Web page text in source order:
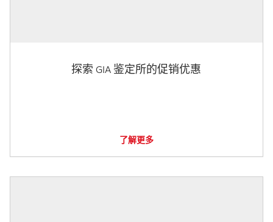
探索 GIA 鉴定所的促销优惠
了解更多